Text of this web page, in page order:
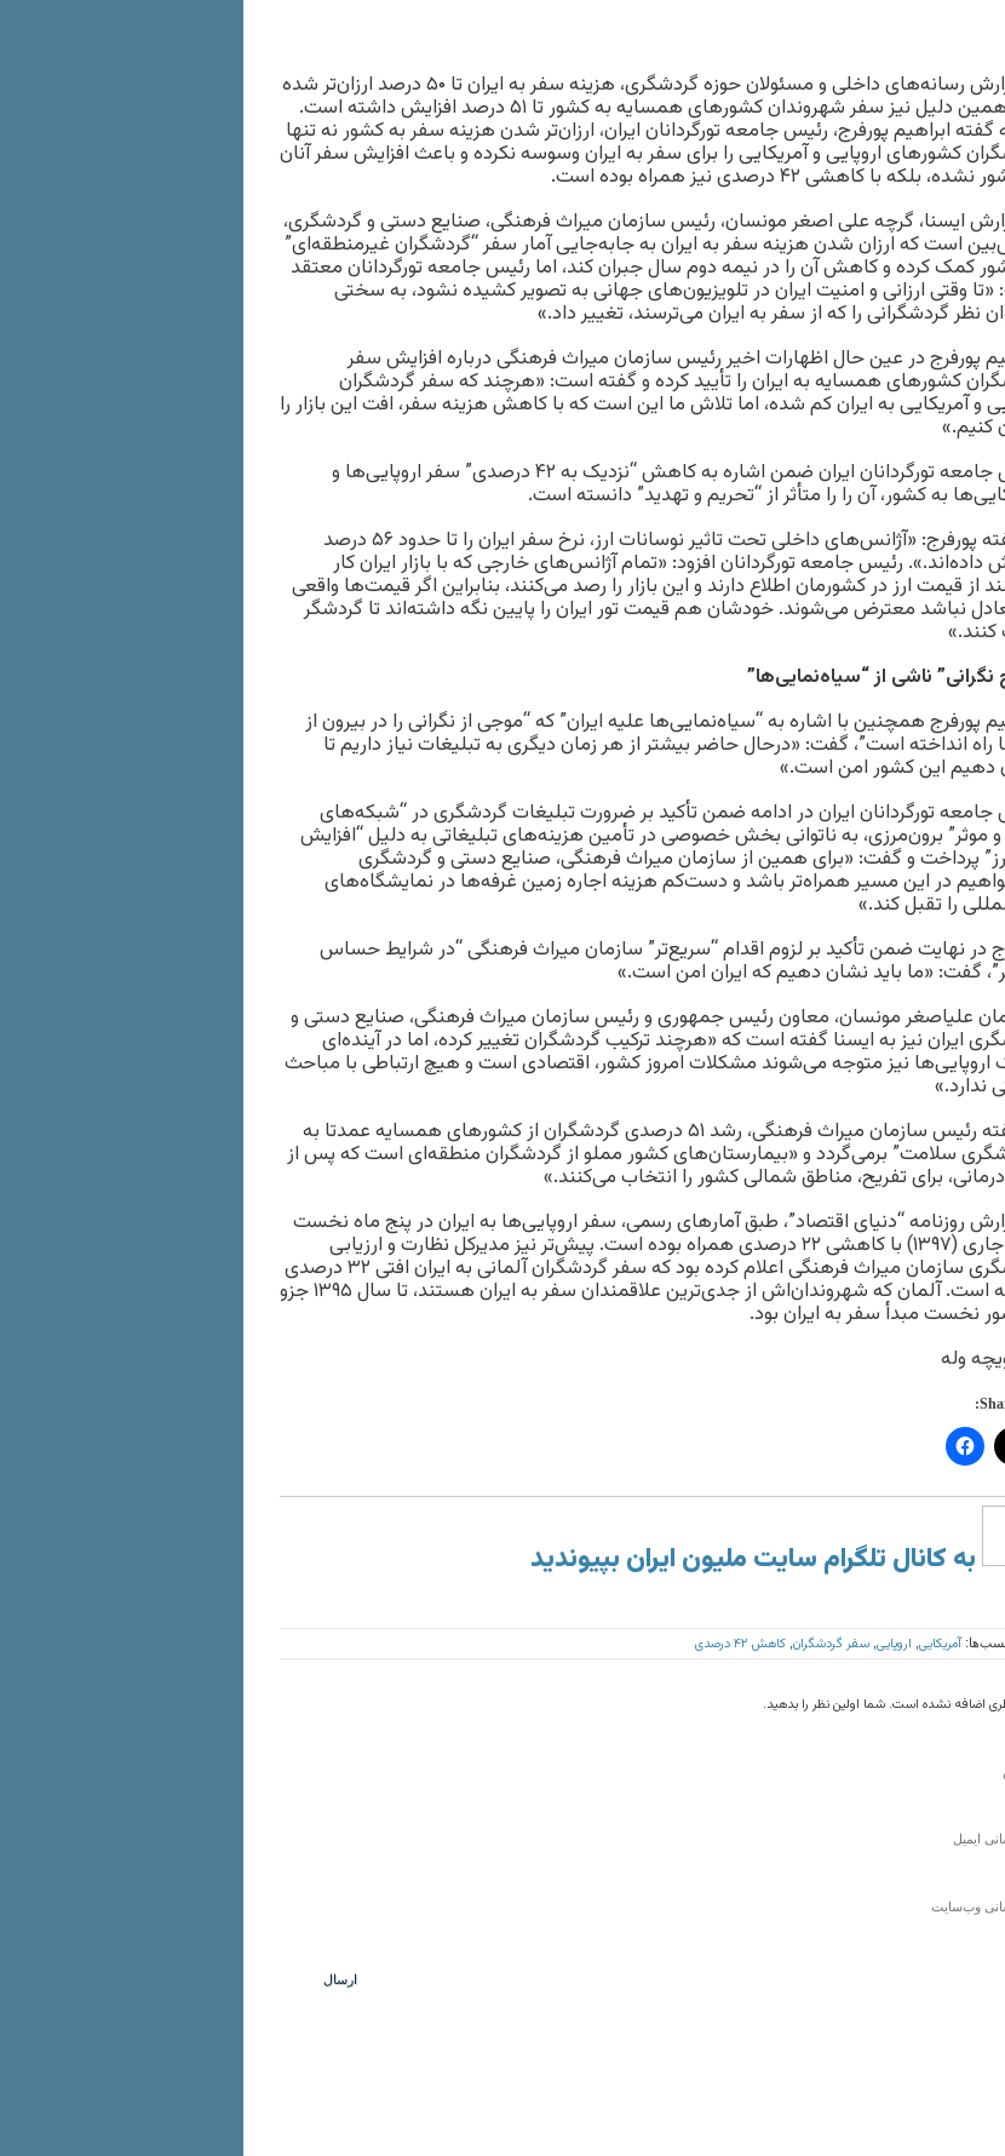
به گزارش رسانه‌های داخلی و مسئولان حوزه گردشگری، هزینه سفر به ایران تا ۵۰ درصد ارزان‌تر شده
و به همین دلیل نیز سفر شهروندان کشورهای همسایه به کشور تا ۵۱ درصد افزایش داشته است.
گفته ابراهیم پورفرج، رئیس جامعه تورگردانان ایران، ارزان‌تر شدن هزینه سفر به کشور نه تنها
کشورهای اروپایی و آمریکایی را برای سفر به ایران وسوسه نکرده و باعث افزایش سفر آنان
بلکه با کاهشی ۴۲ درصدی نیز همراه بوده است.
ایسنا، گرچه علی اصغر مونسان، رئیس سازمان میراث فرهنگی، صنایع دستی و گردشگری،
است که ارزان شدن هزینه سفر به ایران به جابه‌جایی آمار سفر “گردشگران غیرمنطقه‌ای”
کمک کرده و کاهش آن را در نیمه دوم سال جبران کند، اما رئیس جامعه تورگردانان معتقد
وقتی ارزانی و امنیت ایران در تلویزیون‌های جهانی به تصویر کشیده نشود، به سختی
نظر گردشگرانی را که از سفر به ایران می‌ترسند، تغییر داد.»
پورفرج در عین حال اظهارات اخیر رئیس سازمان میراث فرهنگی درباره افزایش سفر
کشورهای همسایه به ایران را تأیید کرده و گفته است: «هرچند که سفر گردشگران
و آمریکایی به ایران کم شده، اما تلاش ما این است که با کاهش هزینه سفر، افت این بازار را
کنیم.»
رئیس جامعه تورگردانان ایران ضمن اشاره به کاهش “نزدیک به ۴۲ درصدی” سفر اروپایی‌ها و
به کشور، آن را را متأثر از “تحریم و تهدید” دانسته است.
به گفته پورفرج: «آژانس‌های داخلی تحت تاثیر نوسانات ارز، نرخ سفر ایران را تا حدود ۵۶ درصد
رئیس جامعه تورگردانان افزود: «تمام آژانس‌های خارجی که با بازار ایران کار
از قیمت ارز در کشورمان اطلاع دارند و این بازار را رصد می‌کنند، بنابراین اگر قیمت‌ها واقعی
نباشد معترض می‌شوند. خودشان هم قیمت تور ایران را پایین نگه داشته‌اند تا گردشگر
ناشی از “سیاه‌نمایی‌ها”
پورفرج همچنین با اشاره به “سیاه‌نمایی‌ها علیه ایران” که “موجی از نگرانی را در بیرون از
راه انداخته است”، گفت: «درحال حاضر ‌بیشتر از هر زمان دیگری به تبلیغات نیاز داریم تا
دهیم این کشور امن است.»
تورگردانان ایران در ادامه ضمن تأکید بر ضرورت تبلیغات گردشگری در “شبکه‌های
موثر” برون‌مرزی، به ناتوانی بخش خصوصی در تأمین هزینه‌های تبلیغاتی به دلیل “افزایش
پرداخت و گفت: «برای همین از سازمان میراث فرهنگی، صنایع دستی و گردشگری
در این مسیر همراه‌تر باشد و دست‌کم هزینه اجاره زمین غرفه‌ها در نمایشگاه‌های
را تقبل کند.»
در نهایت ضمن تأکید بر لزوم اقدام “سریع‌تر” سازمان میراث فرهنگی “در شرایط حساس
گفت: «ما باید نشان دهیم که ایران امن است.»
علیاصغر مونسان، معاون رئیس جمهوری و رئیس سازمان میراث فرهنگی، صنایع دستی و
ایران نیز به ایسنا گفته است که «هرچند ترکیب گردشگران تغییر کرده، اما در آینده‌ای
اروپایی‌ها نیز متوجه می‌شوند مشکلات امروز کشور، اقتصادی است و هیچ ارتباطی با مباحث
ندارد.»
به گفته رئیس سازمان میراث فرهنگی، رشد ۵۱ درصدی گردشگران از کشورهای همسایه عمدتا به
سلامت” برمی‌گردد و «بیمارستان‌های کشور مملو از گردشگران منطقه‌ای است که پس از
برای تفریح، مناطق شمالی کشور را انتخاب می‌کنند.»
روزنامه “دنیای اقتصاد”، طبق آمارهای رسمی، سفر اروپایی‌ها به ایران در پنج ماه نخست
سال جاری (۱۳۹۷) با کاهشی ۲۲ درصدی همراه بوده است. پیش‌تر نیز مدیرکل نظارت و ارزیابی
گردشگری سازمان میراث فرهنگی اعلام کرده بود که سفر گردشگران آلمانی به ایران افتی ۳۲ درصدی
داشته است. آلمان که شهروندان‌اش از جدی‌ترین علاقمندان سفر به ایران هستند، تا سال ۱۳۹۵ جزو
وله
به کانال تلگرام سایت ملیون ایران بپیوندید
آمریکایی اروپایی سفر گردشگران کاهش ۴۲ درصدی
اضافه نشده است. شما اولین نظر را بدهید.